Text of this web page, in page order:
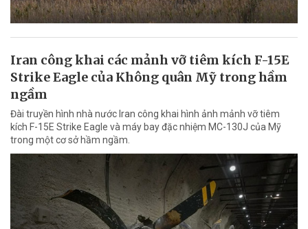
Iran công khai các mảnh vỡ tiêm kích F-15E
Strike Eagle của Không quân Mỹ trong hầm
ngầm
Đài truyền hình nhà nước Iran công khai hình ảnh mảnh vỡ tiêm
kích F-15E Strike Eagle và máy bay đặc nhiệm MC-130J của Mỹ
trong một cơ sở hầm ngầm.